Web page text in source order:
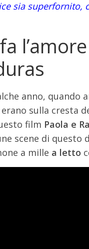
sia superfornito,
anno, quando
sulla cresta
film Paola e
scene di
a mille a letto